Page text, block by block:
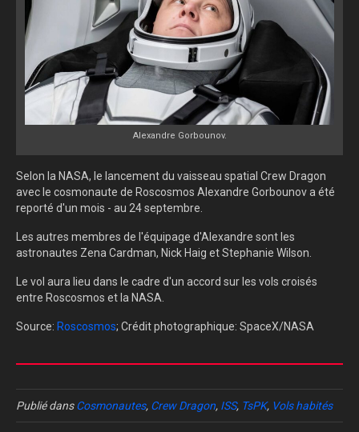
Alexandre Gorbounov.
Selon la NASA, le lancement du vaisseau spatial Crew Dragon
avec le cosmonaute de Roscosmos Alexandre Gorbounov a été
reporté d'un mois - au 24 septembre.
Les autres membres de l'équipage d'Alexandre sont les
astronautes Zena Cardman, Nick Haig et Stephanie Wilson.
Le vol aura lieu dans le cadre d'un accord sur les vols croisés
entre Roscosmos et la NASA.
Source: Roscosmos; Crédit photographique: SpaceX/NASA
Publié dansCosmonautes, Crew Dragon, ISS, TsPK, Vols habités